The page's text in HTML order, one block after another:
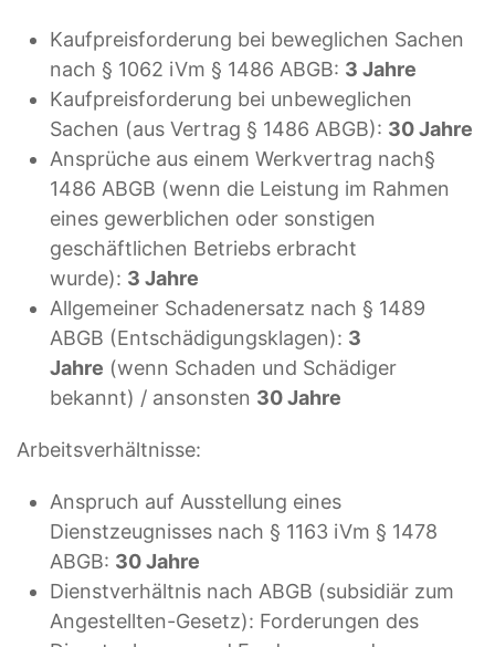
Kaufpreisforderung bei beweglichen Sachen
nach § 1062 iVm § 1486 ABGB: 3 Jahre
Kaufpreisforderung bei unbeweglichen
Sachen (aus Vertrag § 1486 ABGB): 30 Jahre
Ansprüche aus einem Werkvertrag nach§
1486 ABGB (wenn die Leistung im Rahmen
eines gewerblichen oder sonstigen
geschäftlichen Betriebs erbracht
wurde): 3 Jahre
Allgemeiner Schadenersatz nach § 1489
ABGB (Entschädigungsklagen): 3
Jahre (wenn Schaden und Schädiger
bekannt) / ansonsten 30 Jahre
Arbeitsverhältnisse:
Anspruch auf Ausstellung eines
Dienstzeugnisses nach § 1163 iVm § 1478
ABGB: 30 Jahre
Dienstverhältnis nach ABGB (subsidiär zum
Angestellten-Gesetz): Forderungen des